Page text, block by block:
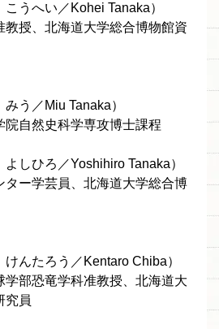
うへい／Kohei Tanaka）
教授、北海道大学総合博物館資
う／Miu Tanaka）
院自然史科学専攻博士課程
しひろ／Yoshihiro Tanaka）
ター学芸員、北海道大学総合博
んたろう／Kentaro Chiba）
学部恐竜学科准教授、北海道大
究員